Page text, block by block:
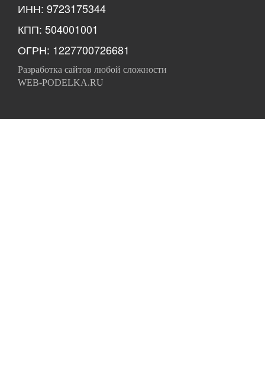
ИНН: 9723175344
КПП: 504001001
ОГРН: 1227700726681
Разработка сайтов любой сложности
WEB-PODELKA.RU